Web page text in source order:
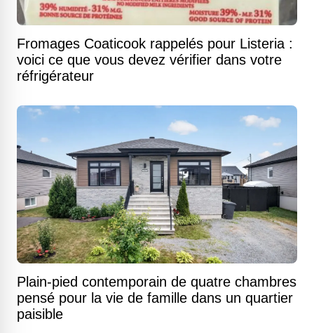
Fromages Coaticook rappelés pour Listeria :
voici ce que vous devez vérifier dans votre
réfrigérateur
Plain-pied contemporain de quatre chambres
pensé pour la vie de famille dans un quartier
paisible